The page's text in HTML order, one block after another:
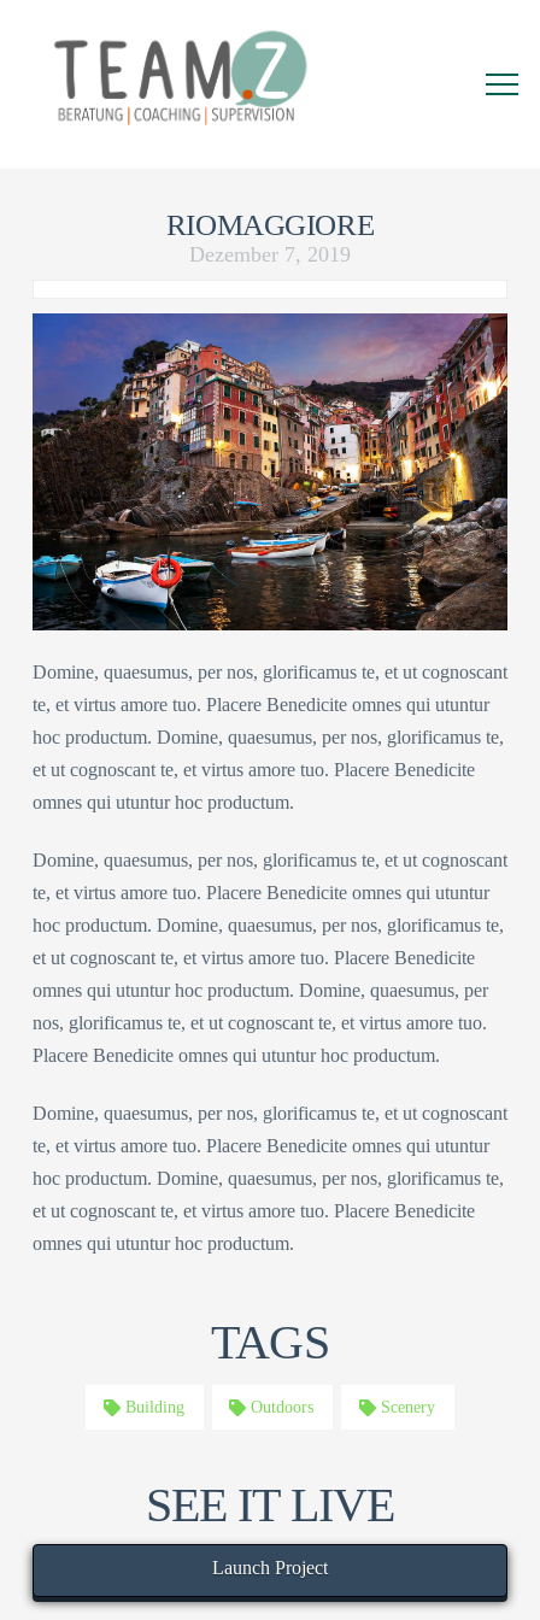
RIOMAGGIORE
Dezember 7, 2019
Domine, quaesumus, per nos, glorificamus te, et ut cognoscant
te, et virtus amore tuo. Placere Benedicite omnes qui utuntur
hoc productum. Domine, quaesumus, per nos, glorificamus te,
et ut cognoscant te, et virtus amore tuo. Placere Benedicite
omnes qui utuntur hoc productum.
Domine, quaesumus, per nos, glorificamus te, et ut cognoscant
te, et virtus amore tuo. Placere Benedicite omnes qui utuntur
hoc productum. Domine, quaesumus, per nos, glorificamus te,
et ut cognoscant te, et virtus amore tuo. Placere Benedicite
omnes qui utuntur hoc productum. Domine, quaesumus, per
nos, glorificamus te, et ut cognoscant te, et virtus amore tuo.
Placere Benedicite omnes qui utuntur hoc productum.
Domine, quaesumus, per nos, glorificamus te, et ut cognoscant
te, et virtus amore tuo. Placere Benedicite omnes qui utuntur
hoc productum. Domine, quaesumus, per nos, glorificamus te,
et ut cognoscant te, et virtus amore tuo. Placere Benedicite
omnes qui utuntur hoc productum.
TAGS
Building Outdoors Scenery
SEE IT LIVE
Launch Project